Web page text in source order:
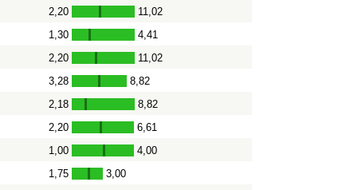
2,20 - 11,02
1,30 - 4,41
2,20 - 11,02
3,28 - 8,82
2,18 - 8,82
2,20 - 6,61
1,00 - 4,00
1,75 - 3,00